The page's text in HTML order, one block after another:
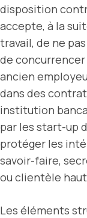
disposition
accepte, à la
travail, de ne
de
ancien
dans des
institution
par les start-up
protéger les
savoir-faire,
ou clientèle
Les éléments